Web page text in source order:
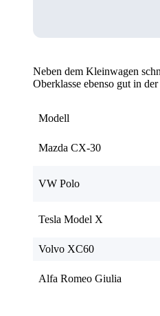
Neben dem Kleinwagen
Oberklasse ebenso gut in
Modell
Mazda CX-30
VW Polo
Tesla Model X
Volvo XC60
Alfa Romeo Giulia